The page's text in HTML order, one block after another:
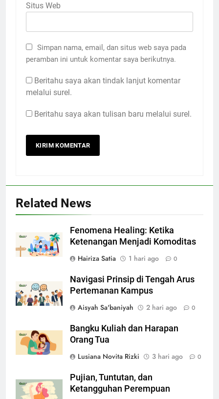
Situs Web
Simpan nama, email, dan situs web saya pada
peramban ini untuk komentar saya berikutnya.
Beritahu saya akan tindak lanjut komentar
melalui surel.
Beritahu saya akan tulisan baru melalui surel.
Related News
Fenomena Healing: Ketika
Ketenangan Menjadi Komoditas
Hairiza Satia
1 hari ago 0
Navigasi Prinsip di Tengah Arus
Pertemanan Kampus
Aisyah Sa'baniyah
2 hari ago 0
Bangku Kuliah dan Harapan
Orang Tua
Lusiana Novita Rizki
3 hari ago 0
Pujian, Tuntutan, dan
Ketangguhan Perempuan